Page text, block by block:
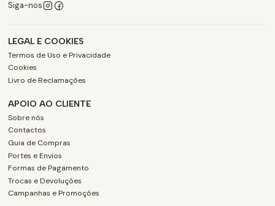
Siga-nos
LEGAL E COOKIES
Termos de Uso e Privacidade
Cookies
Livro de Reclamações
APOIO AO CLIENTE
Sobre nós
Contactos
Guia de Compras
Portes e Envios
Formas de Pagamento
Trocas e Devoluções
Campanhas e Promoções